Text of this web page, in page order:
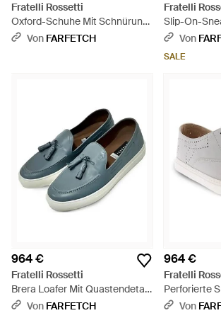
Fratelli Rossetti
Oxford-Schuhe Mit Schnürung
- Schwarz
Von FARFETCH
Fratelli
Slip-On-
Von
SALE
964 €
Fratelli Rossetti
Brera Loafer Mit Quastendetail
- Blau
Von FARFETCH
964 €
Fratelli
Perforierte
Von